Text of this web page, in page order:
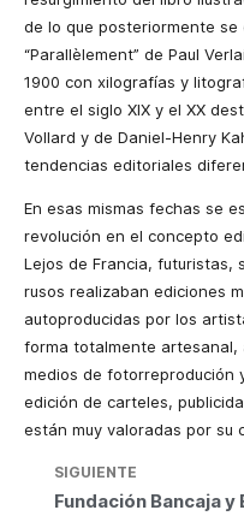
de lo que posteriormente se
“Parallèlement” de Paul
1900 con xilografías y
entre el siglo XIX y el XX
Vollard y de Daniel-Henry
tendencias editoriales
En esas mismas fechas se
revolución en el concepto
Lejos de Francia, futuristas,
rusos realizaban ediciones
autoproducidas por los
forma totalmente artesanal,
medios de fotorreprodución
edición de carteles,
están muy valoradas por su
SIGUIENTE
Fundación Bancaja